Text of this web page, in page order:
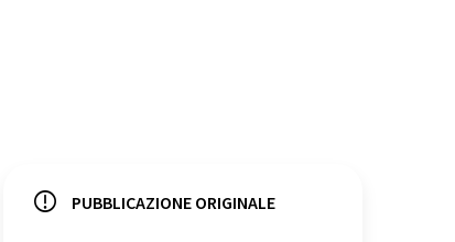
PUBBLICAZIONE ORIGINALE